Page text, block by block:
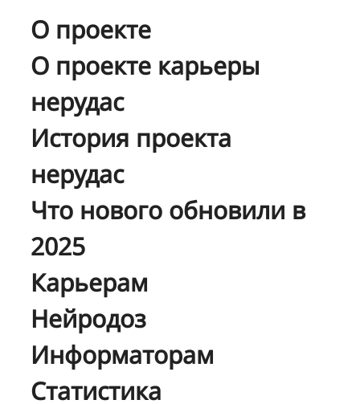
О проекте
О проекте карьеры
нерудас
История проекта
нерудас
Что нового обновили в
2025
Карьерам
Нейродоз
Информаторам
Статистика